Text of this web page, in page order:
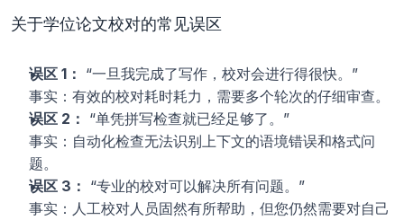
关于学位论文校对的常见误区
误区 1： “一旦我完成了写作，校对会进行得很快。”
事实：有效的校对耗时耗力，需要多个轮次的仔细审查。
误区 2： “单凭拼写检查就已经足够了。”
事实：自动化检查无法识别上下文的语境错误和格式问
题。
误区 3： “专业的校对可以解决所有问题。”
事实：人工校对人员固然有所帮助，但您仍然需要对自己